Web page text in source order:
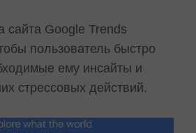
сайта Google Trends
пользователь быстро
ему инсайты и
стрессовых действий.